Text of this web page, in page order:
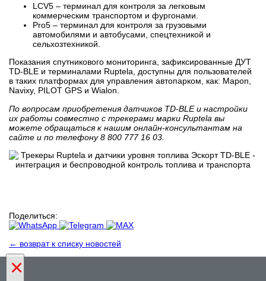
LCV5 – терминал для контроля за легковым
коммерческим транспортом и фургонами.
Pro5 – терминал для контроля за грузовыми
автомобилями и автобусами, спецтехникой и
сельхозтехникой.
Показания спутникового мониторинга, зафиксированные ДУТ
TD-BLE и терминалами Ruptela, доступны для пользователей
в таких платформах для управления автопарком, как: Mapon,
Navixy, PILOT GPS и Wialon.
По вопросам приобретения датчиков TD-BLE и настройки
их работы совместно с трекерами марки Ruptela вы
можете обращаться к нашим онлайн-консультантам на
сайте и по телефону 8 800 777 16 03.
Поделиться:
← возврат к списку новостей
×